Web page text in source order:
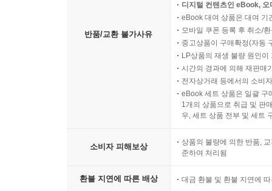
반품/교환 불가사유
디지털 컨텐츠인 eBook,
eBook 대여 상품은 대여 기
모바일 쿠폰 등록 후 취소/
중고상품이 구매확정(자동
LP상품의 재생 불량 원인
시간의 경과에 의해 재판매
전자상거래 등에서의 소비
eBook 세트 상품은 일괄 구
1개의 상품으로 취급 및 판
우, 세트 상품 전부 및 세트
소비자 피해보상
상품의 불량에 의한 반품,
준하여 처리됨
환불 지연에 따른 배상 대금 환불 및 환불 지연에